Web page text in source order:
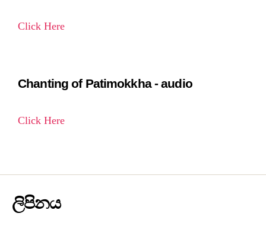
Click Here
Chanting of Patimokkha - audio
Click Here
ලිපිනය